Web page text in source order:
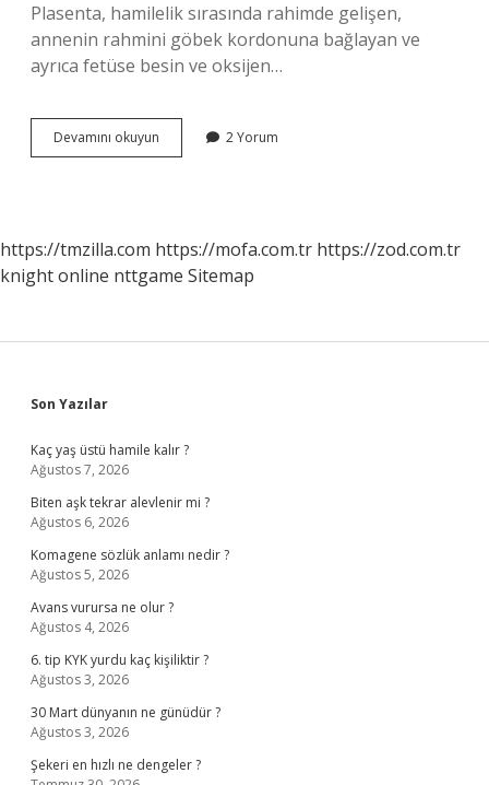
Plasenta, hamilelik sırasında rahimde gelişen,
annenin rahmini göbek kordonuna bağlayan ve
ayrıca fetüse besin ve oksijen…
Devamını okuyun
Ile
Ne
Zaman
2 Yorum
https://tmzilla.com https://mofa.com.tr https://zod.com.tr
knight online nttgame Sitemap
Sidebar
Son Yazılar
Kaç yaş üstü hamile kalır ?
Ağustos 7, 2026
Biten aşk tekrar alevlenir mi ?
Ağustos 6, 2026
Komagene sözlük anlamı nedir ?
Ağustos 5, 2026
Avans vurursa ne olur ?
Ağustos 4, 2026
6. tip KYK yurdu kaç kişiliktir ?
Ağustos 3, 2026
30 Mart dünyanın ne günüdür ?
Ağustos 3, 2026
Şekeri en hızlı ne dengeler ?